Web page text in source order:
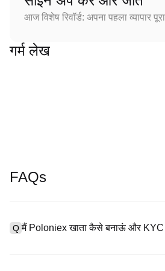
आज विशेष रिवॉर्ड: अपना पहला
गर्म लेख
FAQs
Q मैं Poloniex खाता कैसे बनाऊं और